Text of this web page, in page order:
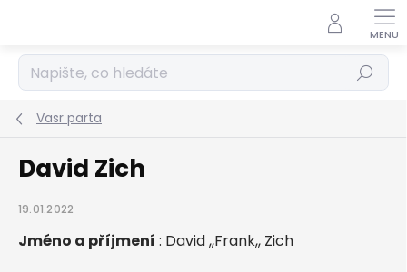
Hledat
Vasr parta
David Zich
19.01.2022
Jméno a příjmení : David ,,Frank,, Zich